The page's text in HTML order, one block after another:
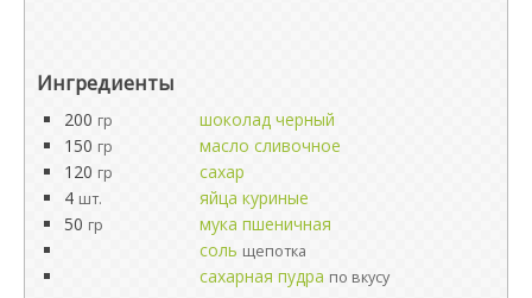
Ингредиенты
200 гр
шоколад черный
150 гр
масло сливочное
120 гр
сахар
4 шт.
яйца куриные
50 гр
мука пшеничная
соль щепотка
сахарная пудра по вкусу